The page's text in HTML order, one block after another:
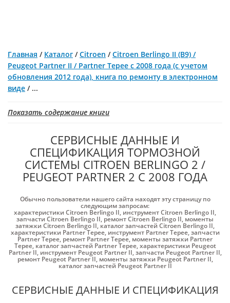
Главная / Каталог /Citroen /Citroen Berlingo II (B9) /
Peugeot Partner II / Partner Tepee с 2008 года (с учетом
обновления 2012 года), книга по ремонту в электронном
виде / ...
Показать содержание книги
СЕРВИСНЫЕ ДАННЫЕ И
СПЕЦИФИКАЦИЯ ТОРМОЗНОЙ
СИСТЕМЫ CITROEN BERLINGO 2 /
PEUGEOT PARTNER 2 С 2008 ГОДА
Обычно пользователи нашего сайта находят эту страницу по
следующим запросам:
характеристики Citroen Berlingo II, инструмент Citroen Berlingo II,
запчасти Citroen Berlingo II, ремонт Citroen Berlingo II, моменты
затяжки Citroen Berlingo II, каталог запчастей Citroen Berlingo II,
характеристики Partner Tepee, инструмент Partner Tepee,запчасти
Partner Tepee, ремонт Partner Tepee, моменты затяжки Partner
Tepee, каталог запчастей Partner Tepee,характеристики Peugeot
Partner II, инструмент Peugeot Partner II,запчасти Peugeot Partner II,
ремонт Peugeot Partner II, моменты затяжки Peugeot Partner II,
каталог запчастей Peugeot Partner II
СЕРВИСНЫЕ ДАННЫЕ И СПЕЦИФИКАЦИЯ